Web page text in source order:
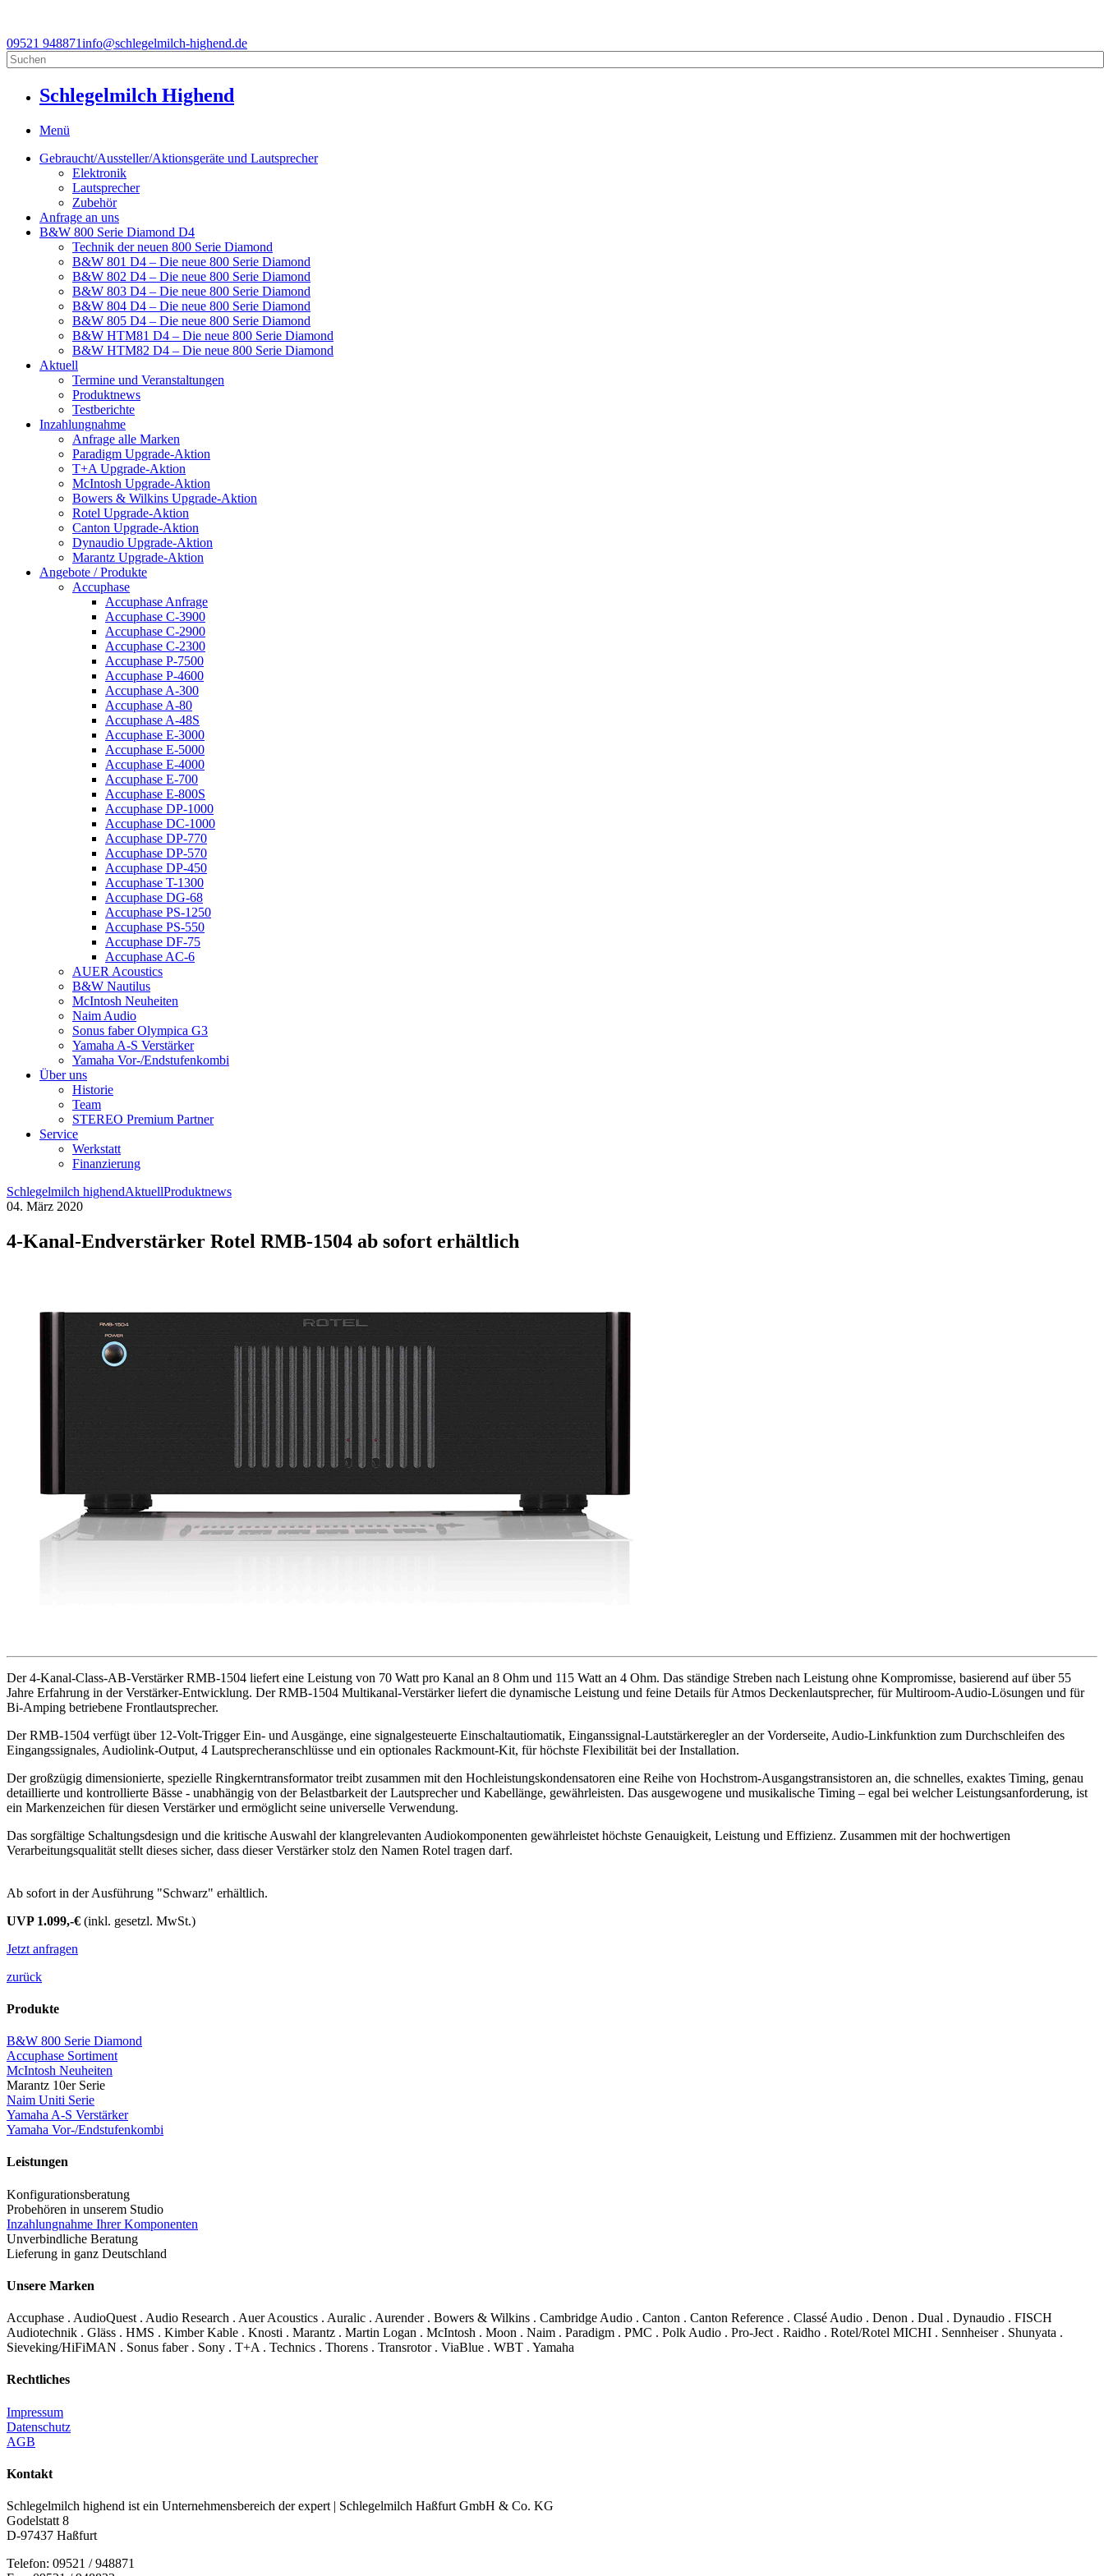
09521 948871info@schlegelmilch-highend.de
Schlegelmilch Highend
Menü
Gebraucht/Aussteller/Aktionsgeräte und Lautsprecher
Elektronik
Lautsprecher
Zubehör
Anfrage an uns
B&W 800 Serie Diamond D4
Technik der neuen 800 Serie Diamond
B&W 801 D4 – Die neue 800 Serie Diamond
B&W 802 D4 – Die neue 800 Serie Diamond
B&W 803 D4 – Die neue 800 Serie Diamond
B&W 804 D4 – Die neue 800 Serie Diamond
B&W 805 D4 – Die neue 800 Serie Diamond
B&W HTM81 D4 – Die neue 800 Serie Diamond
B&W HTM82 D4 – Die neue 800 Serie Diamond
Aktuell
Termine und Veranstaltungen
Produktnews
Testberichte
Inzahlungnahme
Anfrage alle Marken
Paradigm Upgrade-Aktion
T+A Upgrade-Aktion
McIntosh Upgrade-Aktion
Bowers & Wilkins Upgrade-Aktion
Rotel Upgrade-Aktion
Canton Upgrade-Aktion
Dynaudio Upgrade-Aktion
Marantz Upgrade-Aktion
Angebote / Produkte
Accuphase
Accuphase Anfrage
Accuphase C-3900
Accuphase C-2900
Accuphase C-2300
Accuphase P-7500
Accuphase P-4600
Accuphase A-300
Accuphase A-80
Accuphase A-48S
Accuphase E-3000
Accuphase E-5000
Accuphase E-4000
Accuphase E-700
Accuphase E-800S
Accuphase DP-1000
Accuphase DC-1000
Accuphase DP-770
Accuphase DP-570
Accuphase DP-450
Accuphase T-1300
Accuphase DG-68
Accuphase PS-1250
Accuphase PS-550
Accuphase DF-75
Accuphase AC-6
AUER Acoustics
B&W Nautilus
McIntosh Neuheiten
Naim Audio
Sonus faber Olympica G3
Yamaha A-S Verstärker
Yamaha Vor-/Endstufenkombi
Über uns
Historie
Team
STEREO Premium Partner
Service
Werkstatt
Finanzierung
Schlegelmilch highendAktuellProduktnews
04. März 2020
4-Kanal-Endverstärker Rotel RMB-1504 ab sofort erhältlich
Der 4-Kanal-Class-AB-Verstärker RMB-1504 liefert eine Leistung von 70 Watt pro Kanal an 8 Ohm und 115 Watt an 4 Ohm. Das ständige Streben nach Leistung ohne Kompromisse, basierend auf über 55
Jahre Erfahrung in der Verstärker-Entwicklung. Der RMB-1504 Multikanal-Verstärker liefert die dynamische Leistung und feine Details für Atmos Deckenlautsprecher, für Multiroom-Audio-Lösungen und für
Bi-Amping betriebene Frontlautsprecher.
Der RMB-1504 verfügt über 12-Volt-Trigger Ein- und Ausgänge, eine signalgesteuerte Einschaltautiomatik, Einganssignal-Lautstärkeregler an der Vorderseite, Audio-Linkfunktion zum Durchschleifen des
Eingangssignales, Audiolink-Output, 4 Lautsprecheranschlüsse und ein optionales Rackmount-Kit, für höchste Flexibilität bei der Installation.
Der großzügig dimensionierte, spezielle Ringkerntransformator treibt zusammen mit den Hochleistungskondensatoren eine Reihe von Hochstrom-Ausgangstransistoren an, die schnelles, exaktes Timing, genau
detaillierte und kontrollierte Bässe - unabhängig von der Belastbarkeit der Lautsprecher und Kabellänge, gewährleisten. Das ausgewogene und musikalische Timing – egal bei welcher Leistungsanforderung, ist
ein Markenzeichen für diesen Verstärker und ermöglicht seine universelle Verwendung.
Das sorgfältige Schaltungsdesign und die kritische Auswahl der klangrelevanten Audiokomponenten gewährleistet höchste Genauigkeit, Leistung und Effizienz. Zusammen mit der hochwertigen
Verarbeitungsqualität stellt dieses sicher, dass dieser Verstärker stolz den Namen Rotel tragen darf.
Ab sofort in der Ausführung "Schwarz" erhältlich.
UVP 1.099,-€ (inkl. gesetzl. MwSt.)
Jetzt anfragen
zurück
Produkte
B&W 800 Serie Diamond
Accuphase Sortiment
McIntosh Neuheiten
Marantz 10er Serie
Naim Uniti Serie
Yamaha A-S Verstärker
Yamaha Vor-/Endstufenkombi
Leistungen
Konfigurationsberatung
Probehören in unserem Studio
Inzahlungnahme Ihrer Komponenten
Unverbindliche Beratung
Lieferung in ganz Deutschland
Unsere Marken
Accuphase . AudioQuest . Audio Research . Auer Acoustics . Auralic . Aurender . Bowers & Wilkins . Cambridge Audio . Canton . Canton Reference . Classé Audio . Denon . Dual . Dynaudio . FISCH
Audiotechnik . Gläss . HMS . Kimber Kable . Knosti . Marantz . Martin Logan . McIntosh . Moon . Naim . Paradigm . PMC . Polk Audio . Pro-Ject . Raidho . Rotel/Rotel MICHI . Sennheiser . Shunyata .
Sieveking/HiFiMAN . Sonus faber . Sony . T+A . Technics . Thorens . Transrotor . ViaBlue . WBT . Yamaha
Rechtliches
Impressum
Datenschutz
AGB
Kontakt
Schlegelmilch highend ist ein Unternehmensbereich der expert | Schlegelmilch Haßfurt GmbH & Co. KG
Godelstatt 8
D-97437 Haßfurt
Telefon: 09521 / 948871